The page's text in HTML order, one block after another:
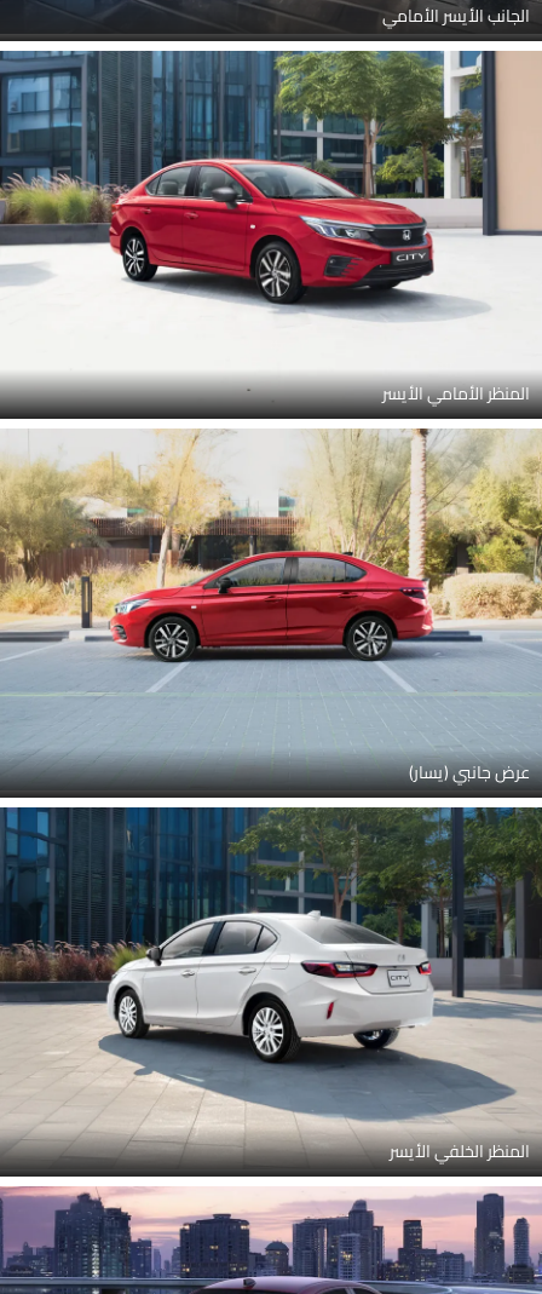
الجانب الأيسر الأمامي
المنظر الأمامي الأيسر
عرض جانبي (يسار)
المنظر الخلفي الأيسر